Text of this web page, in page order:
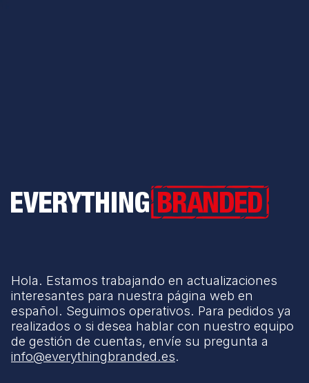
Everything Branded
Hola. Estamos trabajando en actualizaciones
interesantes para nuestra página web en
español. Seguimos operativos. Para pedidos ya
realizados o si desea hablar con nuestro equipo
de gestión de cuentas, envíe su pregunta a
info@everythingbranded.es.